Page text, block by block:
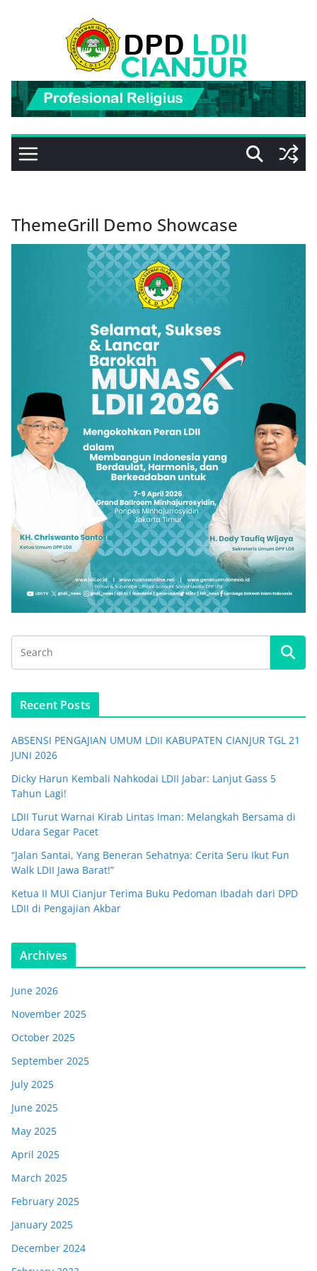
ThemeGrill Demo Showcase
Recent Posts
ABSENSI PENGAJIAN UMUM LDII KABUPATEN CIANJUR TGL 21
JUNI 2026
Dicky Harun Kembali Nahkodai LDII Jabar: Lanjut Gass 5
Tahun Lagi!
LDII Turut Warnai Kirab Lintas Iman: Melangkah Bersama di
Udara Segar Pacet
“Jalan Santai, Yang Beneran Sehatnya: Cerita Seru Ikut Fun
Walk LDII Jawa Barat!”
Ketua II MUI Cianjur Terima Buku Pedoman Ibadah dari DPD
LDII di Pengajian Akbar
Archives
June 2026
November 2025
October 2025
September 2025
July 2025
June 2025
May 2025
April 2025
March 2025
February 2025
January 2025
December 2024